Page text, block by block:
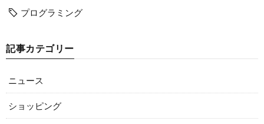
プログラミング
記事カテゴリー
ニュース
ショッピング